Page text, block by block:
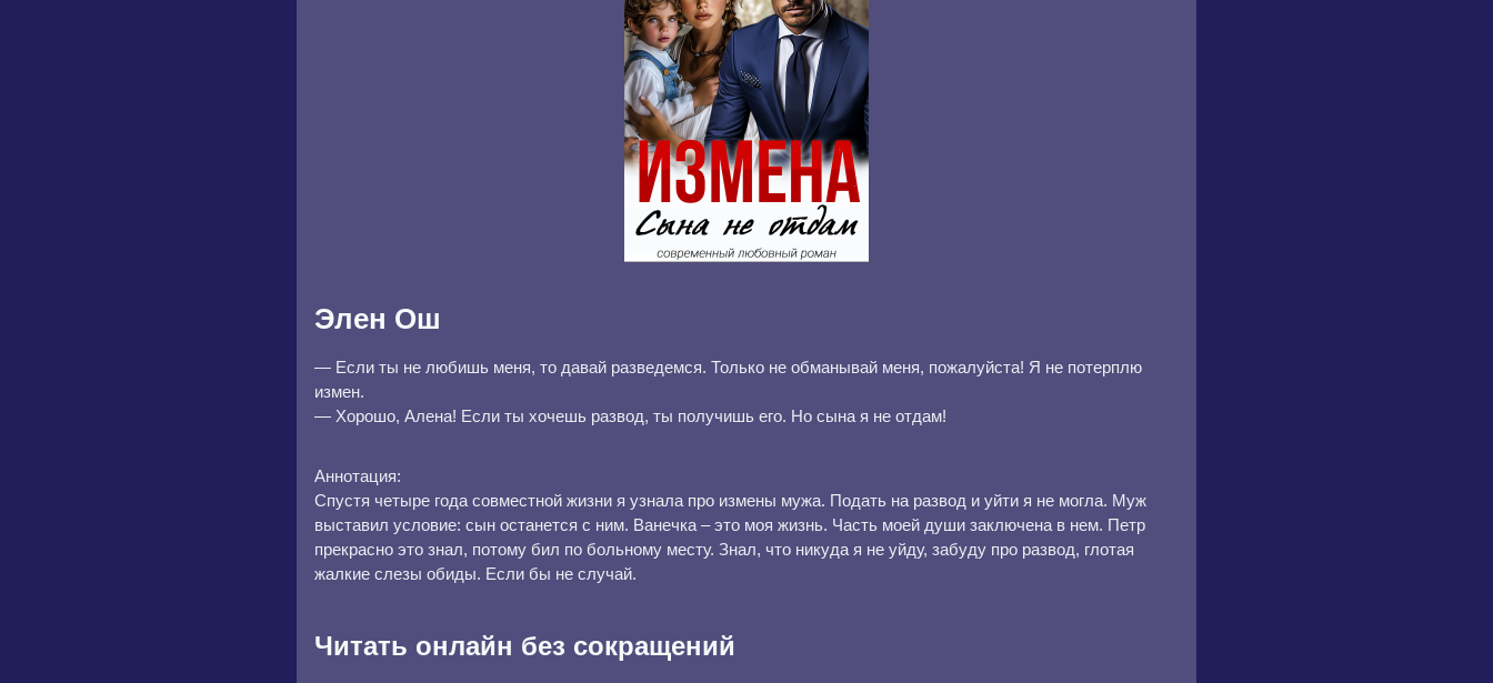
Элен Ош
— Если ты не любишь меня, то давай разведемся. Только не обманывай меня, пожалуйста! Я не потерплю
измен.
— Хорошо, Алена! Если ты хочешь развод, ты получишь его. Но сына я не отдам!
Аннотация:
Спустя четыре года совместной жизни я узнала про измены мужа. Подать на развод и уйти я не могла. Муж
выставил условие: сын останется с ним. Ванечка – это моя жизнь. Часть моей души заключена в нем. Петр
прекрасно это знал, потому бил по больному месту. Знал, что никуда я не уйду, забуду про развод, глотая
жалкие слезы обиды. Если бы не случай.
Читать онлайн без сокращений